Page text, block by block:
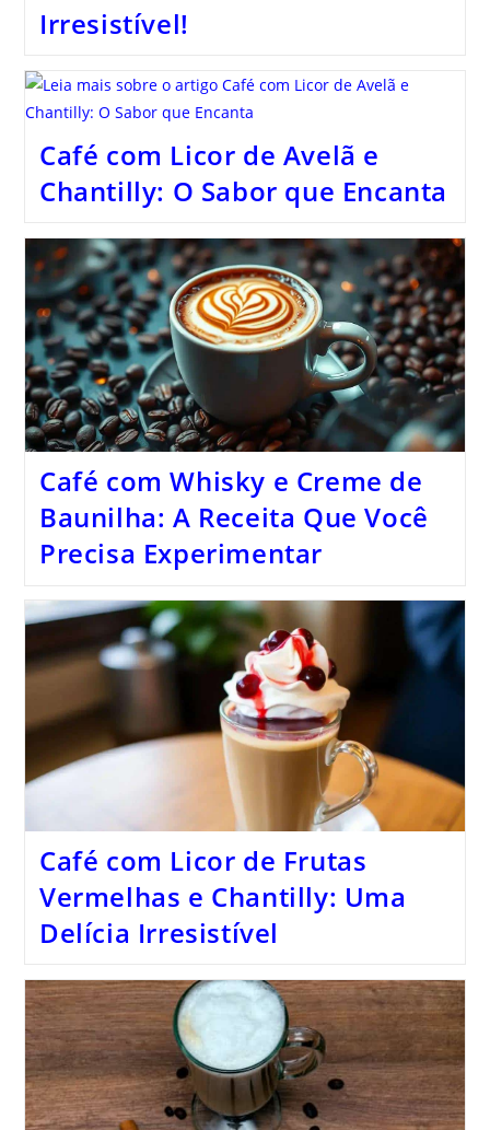
Irresistível!
Café com Licor de Avelã e
Chantilly: O Sabor que Encanta
Café com Whisky e Creme de
Baunilha: A Receita Que Você
Precisa Experimentar
Café com Licor de Frutas
Vermelhas e Chantilly: Uma
Delícia Irresistível